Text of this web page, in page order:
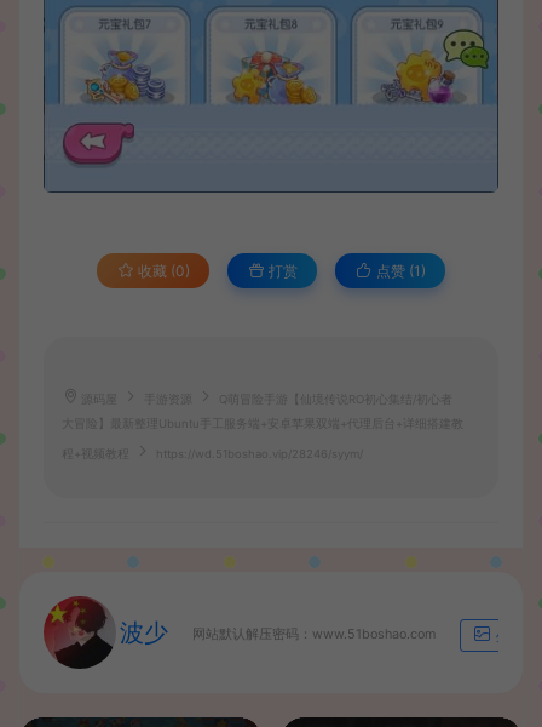
收藏 (0) 打赏 点赞 (1 )
手游资源
Q萌冒险手游【仙境传说RO初心集结/初心者
大冒险】最新整理Ubuntu手工服务端+安卓苹果双端+代理后台+详细搭建教
程+视频教程 https://wd.51boshao.vip/28246/syym/
波少 网站默认解压密码：www.51boshao.com 生成海